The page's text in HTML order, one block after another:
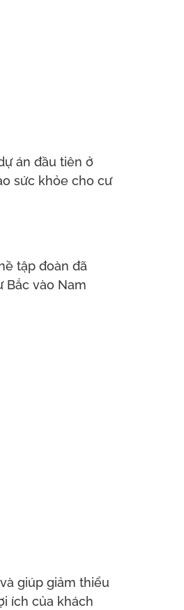
án đầu tiên ở
sức khỏe cho cư
tập đoàn đã
vào Nam
giúp giảm thiểu
ích của khách